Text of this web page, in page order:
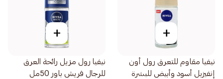
+
نيفيا مقاوم للتعرق رول أون
إنفيزبل أسود وأبيض للبشرة
+
نيفيا رول مزيل رائحة العرق
للرجال فريش باور 50مل